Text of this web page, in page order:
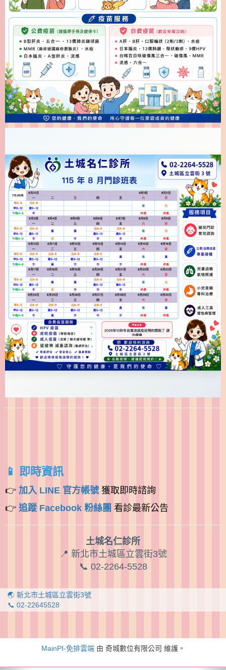
📱 即時資訊
👉 加入 LINE 官方帳號獲取即時諮詢
👉 追蹤 Facebook 粉絲團 看診最新公告
土城名仁診所
📍 新北市土城區立雲街3號
📞 02-2264-5528
🌏 新北市土城區立雲街3號
📞 02-22645528
MainPI-免排雲端由 奇城數位有限公司 維護。